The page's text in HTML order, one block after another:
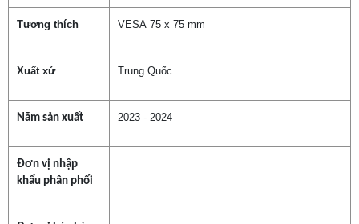
Tương thích VESA 75 x 75 mm
Xuất xứ Trung Quốc
Năm sản xuất 2023 - 2024
Đơn vị nhập
khẩu phân phối